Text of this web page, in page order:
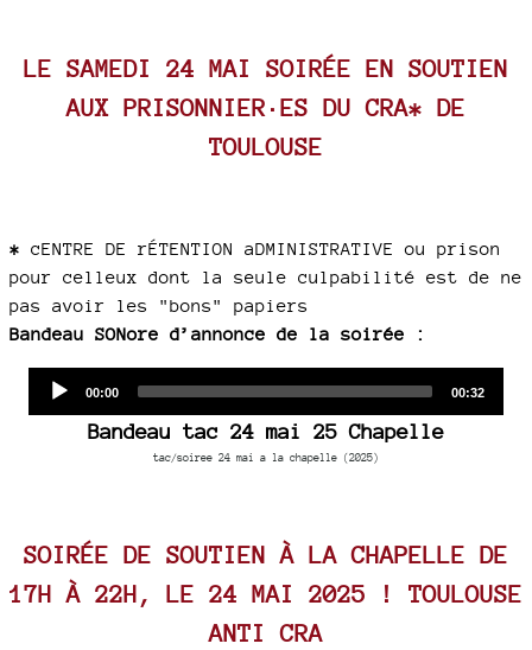
LE SAMEDI 24 MAI SOIRÉE EN SOUTIEN
AUX PRISONNIER·ES DU CRA* DE
TOULOUSE
* cENTRE DE rÉTENTION aDMINISTRATIVE ou prison
pour celleux dont la seule culpabilité est de ne
pas avoir les "bons" papiers
Bandeau SONore d’annonce de la soirée :
Current
00:00
Total
00:32
Bandeau tac 24 mai 25 Chapelle
tac/soiree 24 mai a la chapelle (2025)
SOIRÉE DE SOUTIEN À LA CHAPELLE DE
17H À 22H, LE 24 MAI 2025 ! TOULOUSE
ANTI CRA